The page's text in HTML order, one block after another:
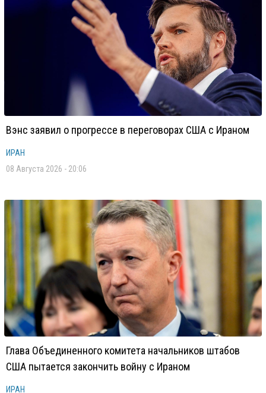
Вэнс заявил о прогрессе в переговорах США с Ираном
ИРАН
08 Августа 2026 - 20:06
Глава Объединенного комитета начальников штабов
США пытается закончить войну с Ираном
ИРАН